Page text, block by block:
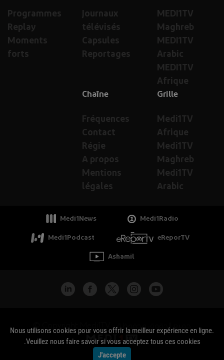
MEDI1TV
Maghreb
MEDI1TV
Arabic
MEDI1TV
Afrique
Journaux
télévisés
Capsules
Reportages
Programmes
Replay
Moments
forts
Grille
Medi1TV
Afrique
Medi1TV
Maghreb
Medi1TV
Arabic
Chaîne
Fréquences
Contact
Régie
A propos
Mentions
légales
Medi1News Medi1Radio
Medi1Podcast eReporTV
Ashamil
جميع الحقوق محفوظة - Copyright Medi1TV ©
Nous utilisons cookies pour vous offrir la meilleur expérience en ligne.
Veuillez nous faire savoir si vous acceptez tous ces cookies.
J'accepte